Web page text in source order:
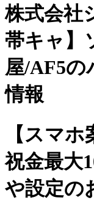
株式会社
帯キャ】
屋/AF5の
情報
【スマ
祝金最大
や設定の